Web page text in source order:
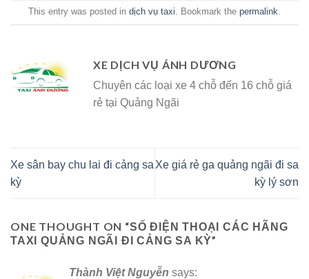
This entry was posted in dịch vụ taxi. Bookmark the permalink.
XE DỊCH VỤ ÁNH DƯƠNG
Chuyên các loại xe 4 chỗ đến 16 chỗ giá
rẻ tại Quảng Ngãi
Xe sân bay chu lai đi cảng sa
kỳ
Xe giá rẻ ga quảng ngãi đi sa
kỳ lý sơn
ONE THOUGHT ON “SỐ ĐIỆN THOẠI CÁC HÃNG
TAXI QUẢNG NGÃI ĐI CẢNG SA KỲ”
Thành Việt Nguyễn says: